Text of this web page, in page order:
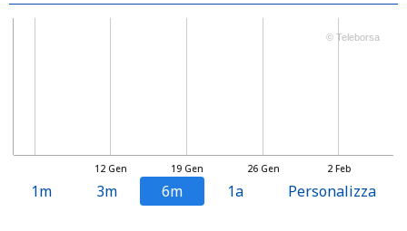
12 Gen 19 Gen 26 Gen 2 Feb
© Teleborsa
1m 3m 6m 1a Personalizza